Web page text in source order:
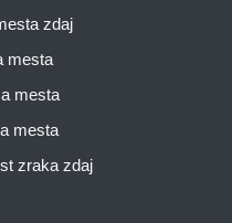
zdaj
mesta
mesta
mesta
zraka zdaj